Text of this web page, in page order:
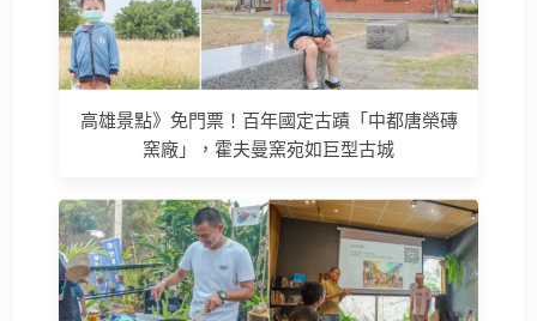
高雄景點》免門票！百年國定古蹟「中都唐榮磚
窯廠」，霍夫曼窯宛如巨型古城